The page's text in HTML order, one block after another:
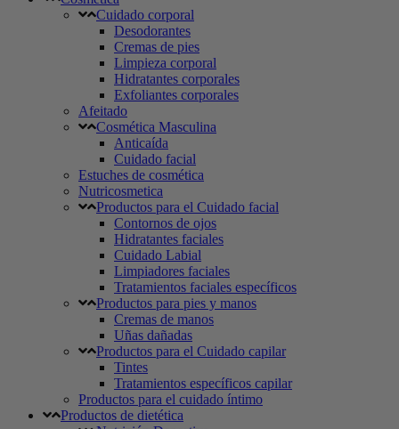
Cuidado corporal
Desodorantes
Cremas de pies
Limpieza corporal
Hidratantes corporales
Exfoliantes corporales
Afeitado
Cosmética Masculina
Anticaída
Cuidado facial
Estuches de cosmética
Nutricosmetica
Productos para el Cuidado facial
Contornos de ojos
Hidratantes faciales
Cuidado Labial
Limpiadores faciales
Tratamientos faciales específicos
Productos para pies y manos
Cremas de manos
Uñas dañadas
Productos para el Cuidado capilar
Tintes
Tratamientos específicos capilar
Productos para el cuidado íntimo
Productos de dietética